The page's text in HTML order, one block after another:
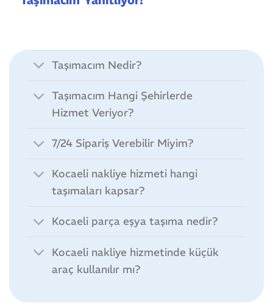
Taşımacım Nedir?
Taşımacım Hangi Şehirlerde
Hizmet Veriyor?
7/24 Sipariş Verebilir Miyim?
Kocaeli nakliye hizmeti hangi
taşımaları kapsar?
Kocaeli parça eşya taşıma nedir?
Kocaeli nakliye hizmetinde küçük
araç kullanılır mı?